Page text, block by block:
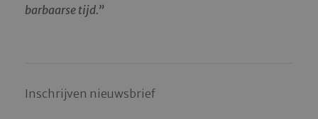
barbaarse tijd.”
Inschrijven nieuwsbrief